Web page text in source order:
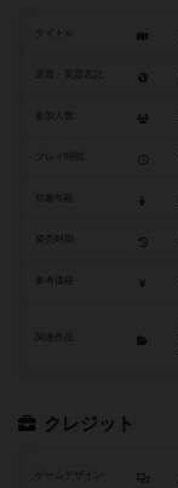
タイトル
参加人数
参考価格
関連作品
クレジット
ゲームデザイン